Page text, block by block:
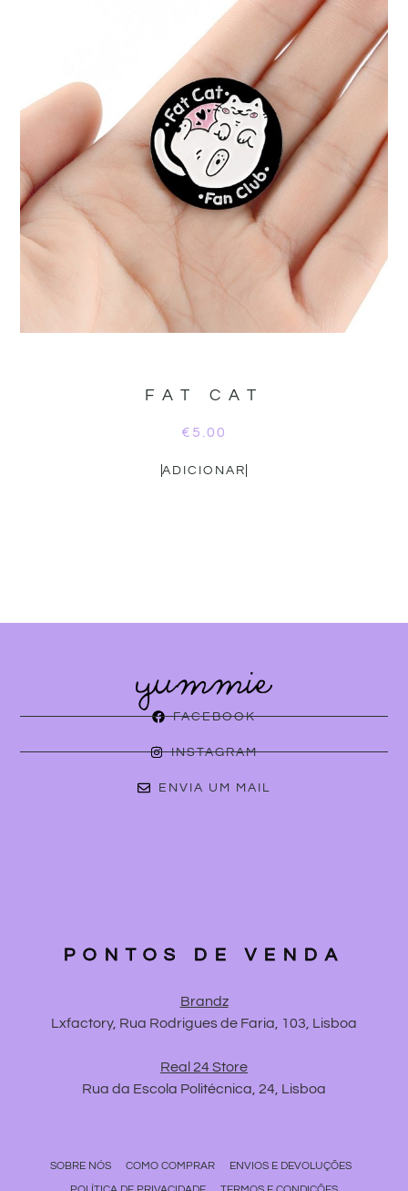
FAT CAT
€ 5.00
ADICIONAR
FACEBOOK
INSTAGRAM
ENVIA UM MAIL
PONTOS DE VENDA
Brandz
Lxfactory, Rua Rodrigues de Faria, 103, Lisboa
Real 24 Store
Rua da Escola Politécnica, 24, Lisboa
SOBRE NÓS COMO COMPRAR
ENVIOS E DEVOLUÇÕES